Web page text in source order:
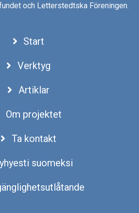
och Letterstedtska Föreningen.
Start
Verktyg
Artiklar
Om projektet
Ta kontakt
suomeksi